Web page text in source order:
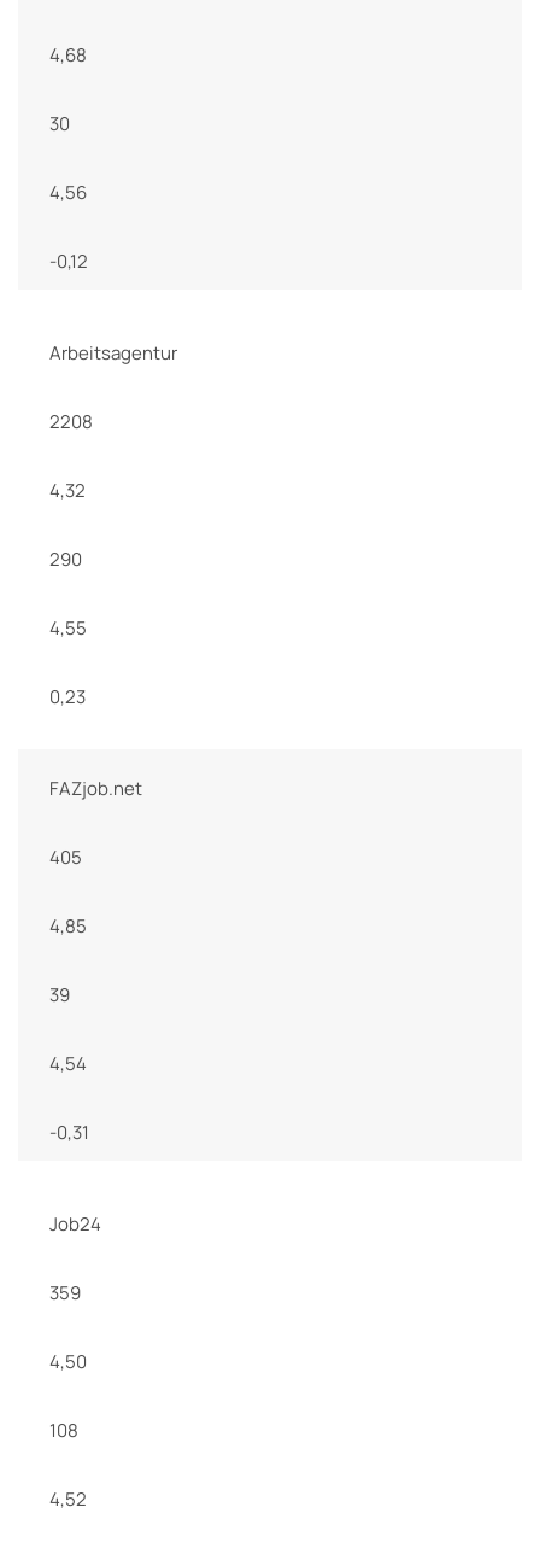
4,68
30
4,56
-0,12
Arbeitsagentur
2208
4,32
290
4,55
0,23
FAZjob.net
405
4,85
39
4,54
-0,31
Job24
359
4,50
108
4,52